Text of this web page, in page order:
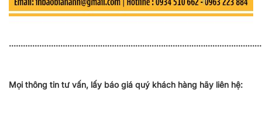
………………………………………………………………………………………………
Mọi thông tin tư vấn, lấy báo giá quý khách hàng hãy liên hệ: